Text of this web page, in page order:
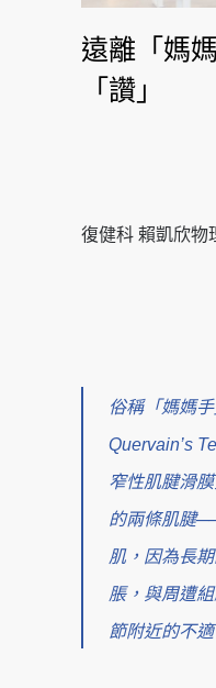
遠離「媽
「讚」
復健科 賴凱欣物
俗稱「媽媽
Quervain’s
窄性肌腱滑
的兩條肌腱
肌，因為長
脹，與周遭
節附近的不適